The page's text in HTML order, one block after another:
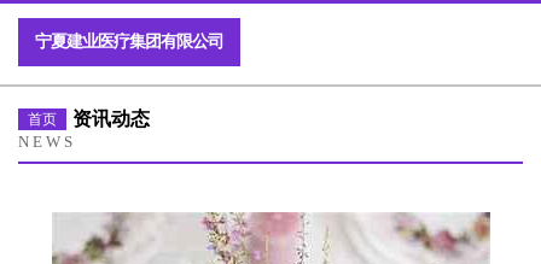
宁夏建业医疗集团有限公司
首页 资讯动态
NEWS